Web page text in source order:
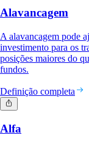
Alavancagem
A alavancagem pode
investimento para os
posições maiores do
fundos.
Definição completa
Alfa